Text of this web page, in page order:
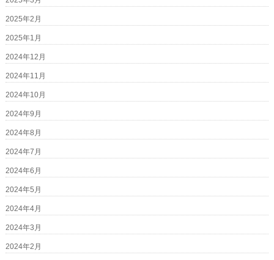
2025年2月
2025年1月
2024年12月
2024年11月
2024年10月
2024年9月
2024年8月
2024年7月
2024年6月
2024年5月
2024年4月
2024年3月
2024年2月